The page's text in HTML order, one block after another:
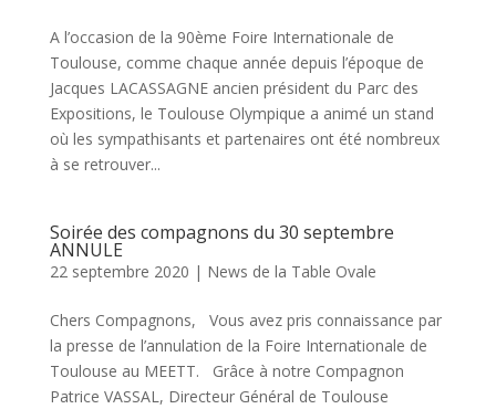
A l’occasion de la 90ème Foire Internationale de
Toulouse, comme chaque année depuis l’époque de
Jacques LACASSAGNE ancien président du Parc des
Expositions, le Toulouse Olympique a animé un stand
où les sympathisants et partenaires ont été nombreux
à se retrouver...
Soirée des compagnons du 30 septembre
ANNULE
22 septembre 2020 | News de la Table Ovale
Chers Compagnons, Vous avez pris connaissance par
la presse de l’annulation de la Foire Internationale de
Toulouse au MEETT. Grâce à notre Compagnon
Patrice VASSAL, Directeur Général de Toulouse